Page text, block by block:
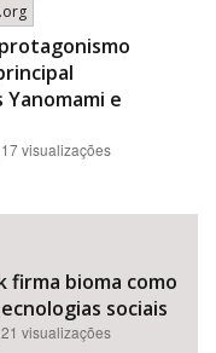
e
visualizações
firma bioma como
sociais
visualizações